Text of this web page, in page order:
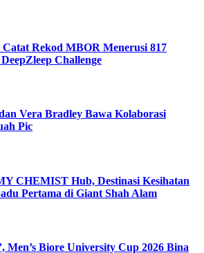
Rekod MBOR Menerusi 817
Challenge
Vera Bradley Bawa Kolaborasi
Pic
CHEMIST Hub, Destinasi Kesihatan
Pertama di Giant Shah Alam
Men’s Biore University Cup 2026 Bina